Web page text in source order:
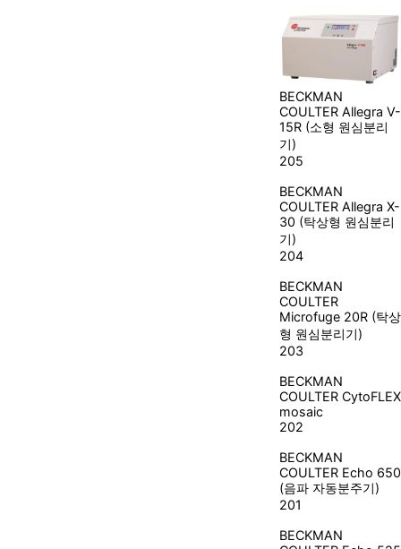
BECKMAN
COULTER Allegra V-
15R (소형 원심분리
기)
205
BECKMAN
COULTER Allegra X-
30 (탁상형 원심분리
기)
204
BECKMAN
COULTER
Microfuge 20R (탁상
형 원심분리기)
203
BECKMAN
COULTER CytoFLEX
mosaic
202
BECKMAN
COULTER Echo 650
(음파 자동분주기)
201
BECKMAN